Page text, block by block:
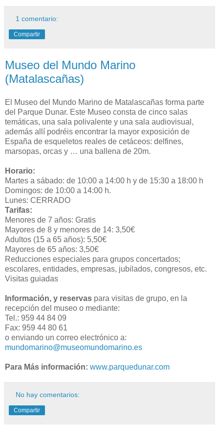
1 comentario:
Compartir
Museo del Mundo Marino
(Matalascañas)
El Museo del Mundo Marino de Matalascañas forma parte
del Parque Dunar. Este Museo consta de cinco salas
temáticas, una sala polivalente y una sala audiovisual,
además allí podréis encontrar la mayor exposición de
España de esqueletos reales de cetáceos: delfines,
marsopas, orcas y … una ballena de 20m.
Horario:
Martes a sábado: de 10:00 a 14:00 h y de 15:30 a 18:00 h
Domingos: de 10:00 a 14:00 h.
Lunes: CERRADO
Tarifas:
Menores de 7 años: Gratis
Mayores de 8 y menores de 14: 3,50€
Adultos (15 a 65 años): 5,50€
Mayores de 65 años: 3,50€
Reducciones especiales para grupos concertados;
escolares, entidades, empresas, jubilados, congresos, etc.
Visitas guiadas
Información, y reservas para visitas de grupo, en la
recepción del museo o mediante:
Tel.: 959 44 84 09
Fax: 959 44 80 61
o enviando un correo electrónico a:
mundomarino@museomundomarino.es
Para Más información: www.parquedunar.com
No hay comentarios:
Compartir